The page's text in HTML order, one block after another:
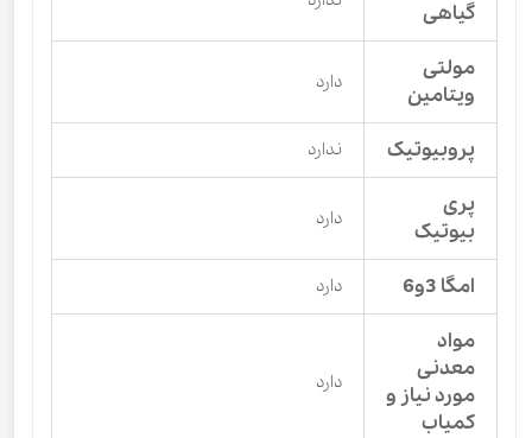
گیاهی
مولتی
ویتامین
دارد
پروبیوتیک ندارد
پری
بیوتیک
دارد
امگا 3و6 دارد
مواد
معدنی
مورد نیاز و
کمیاب
دارد